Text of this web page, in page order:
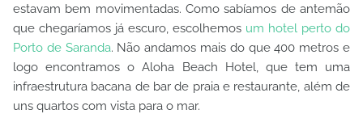
estavam bem movimentadas. Como sabíamos de antemão
que chegaríamos já escuro, escolhemos um hotel perto do
Porto de Saranda. Não andamos mais do que 400 metros e
logo encontramos o Aloha Beach Hotel, que tem uma
infraestrutura bacana de bar de praia e restaurante, além de
uns quartos com vista para o mar.